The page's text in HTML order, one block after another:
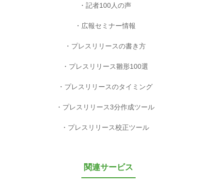
記者100人の声
広報セミナー情報
プレスリリースの書き方
プレスリリース雛形100選
プレスリリースのタイミング
プレスリリース3分作成ツール
プレスリリース校正ツール
関連サービス